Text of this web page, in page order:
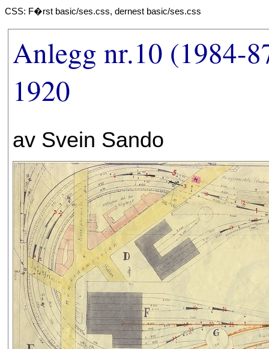
CSS: F�rst basic/ses.css, dernest basic/ses.css
Anlegg nr.10 (1984-
1920
av Svein Sando